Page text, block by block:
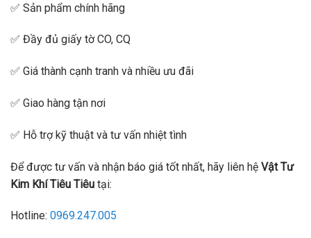
✅ Sản phẩm chính hãng
✅ Đầy đủ giấy tờ CO, CQ
✅ Giá thành cạnh tranh và nhiều ưu đãi
✅ Giao hàng tận nơi
✅ Hỗ trợ kỹ thuật và tư vấn nhiệt tình
Để được tư vấn và nhận báo giá tốt nhất, hãy liên hệ Vật Tư
Kim Khí Tiêu Tiêu tại:
Hotline: 0969.247.005